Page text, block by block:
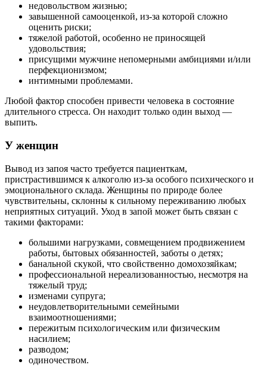
недовольством жизнью;
завышенной самооценкой, из-за которой сложно
оценить риски;
тяжелой работой, особенно не приносящей
удовольствия;
присущими мужчине непомерными амбициями и/или
перфекционизмом;
интимными проблемами.
Любой фактор способен привести человека в состояние
длительного стресса. Он находит только один выход —
выпить.
У женщин
Вывод из запоя часто требуется пациенткам,
пристрастившимся к алкоголю из-за особого психического и
эмоционального склада. Женщины по природе более
чувствительны, склонны к сильному переживанию любых
неприятных ситуаций. Уход в запой может быть связан с
такими факторами:
большими нагрузками, совмещением продвижением
работы, бытовых обязанностей, заботы о детях;
банальной скукой, что свойственно домохозяйкам;
профессиональной нереализованностью, несмотря на
тяжелый труд;
изменами супруга;
неудовлетворительными семейными
взаимоотношениями;
пережитым психологическим или физическим
насилием;
разводом;
одиночеством.